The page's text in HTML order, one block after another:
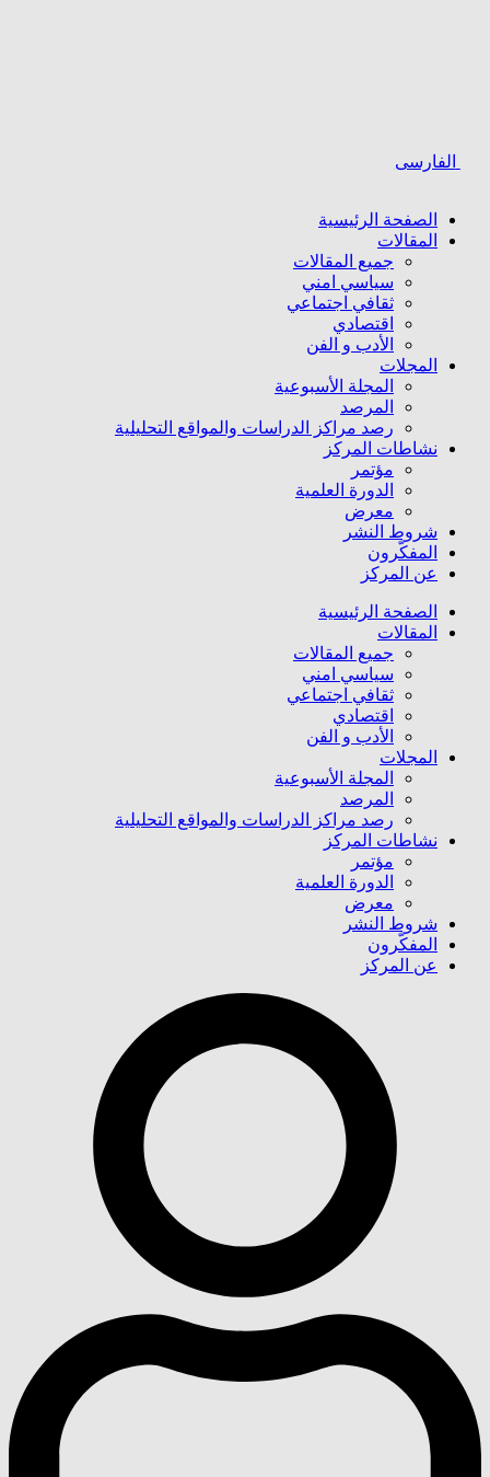
الصفحة الرئیسیة
المقالات
جمیع المقالات
سیاسي امني
ثقافي اجتماعي
اقتصادي
الأدب و الفن
المجلات
المجلة الأسبوعية
المرصد
رصد مراكز الدراسات والمواقع التحليلية
نشاطات المركز
مؤتمر
الدورة العلمیة
معرض
شروط النشر
المفکّرون
عن المركز
الصفحة الرئیسیة
المقالات
جمیع المقالات
سیاسي امني
ثقافي اجتماعي
اقتصادي
الأدب و الفن
المجلات
المجلة الأسبوعية
المرصد
رصد مراكز الدراسات والمواقع التحليلية
نشاطات المركز
مؤتمر
الدورة العلمیة
معرض
شروط النشر
المفکّرون
عن المركز